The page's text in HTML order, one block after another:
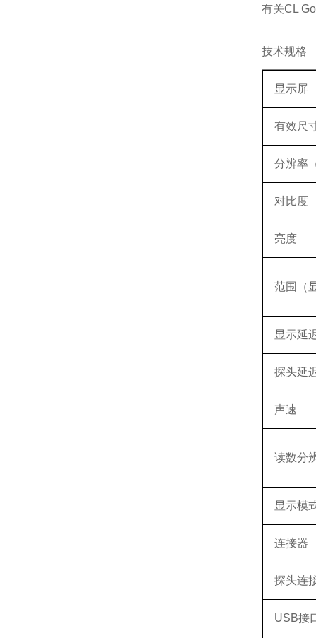
有关CL
技术规格
显示屏
有效尺
分辨率
对比度
亮度
范围（
显示延
探头延
声速
读数分
显示模
连接器
探头连
USB接